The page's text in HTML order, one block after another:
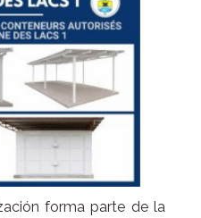
forma parte de la